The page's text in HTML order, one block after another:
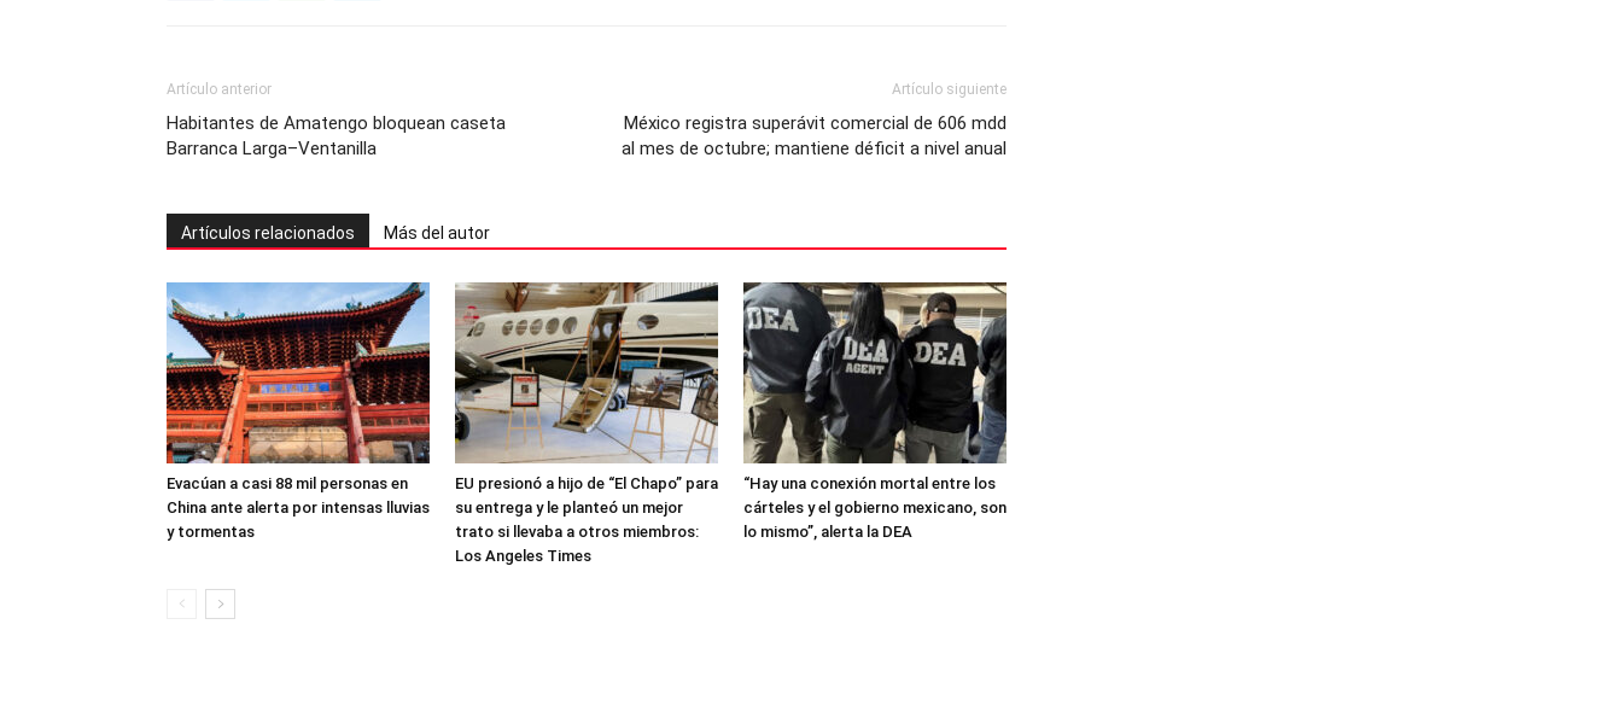
Artículo anterior
Habitantes de Amatengo bloquean caseta
Barranca Larga–Ventanilla
Artículo siguiente
México registra superávit comercial de 606 mdd
al mes de octubre; mantiene déficit a nivel anual
Artículos relacionados Más del autor
Evacúan a casi 88 mil personas en
China ante alerta por intensas lluvias
y tormentas
EU presionó a hijo de “El Chapo” para
su entrega y le planteó un mejor
trato si llevaba a otros miembros:
Los Angeles Times
“Hay una conexión mortal entre los
cárteles y el gobierno mexicano, son
lo mismo”, alerta la DEA